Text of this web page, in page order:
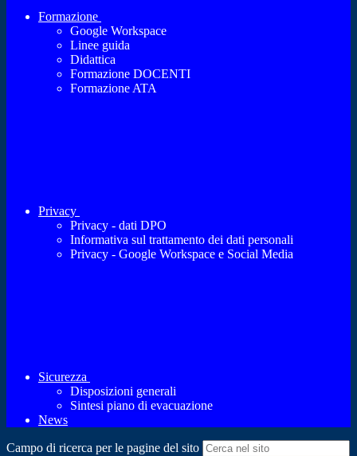
Formazione
Google Workspace
Linee guida
Didattica
Formazione DOCENTI
Formazione ATA
Privacy
Privacy - dati DPO
Informativa sul trattamento dei dati personali
Privacy - Google Workspace e Social Media
Sicurezza
Disposizioni generali
Sintesi piano di evacuazione
News
Campo di ricerca per le pagine del sito